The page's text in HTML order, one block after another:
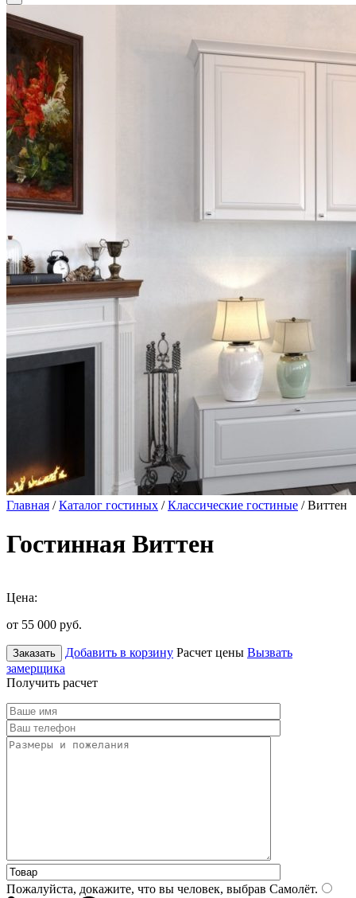
Главная /Каталог гостиных /Классические гостиные / Виттен
Гостинная Виттен
Цена:
от 55 000 руб.
Заказать Добавить в корзину Расчет цены Вызвать
замерщика
Получить расчет
Пожалуйста, докажите, что вы человек, выбрав Самолёт.